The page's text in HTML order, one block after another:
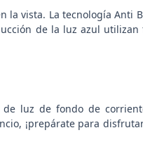
la vista. La tecnología Anti
de la luz azul
luz de fondo de
¡prepárate para